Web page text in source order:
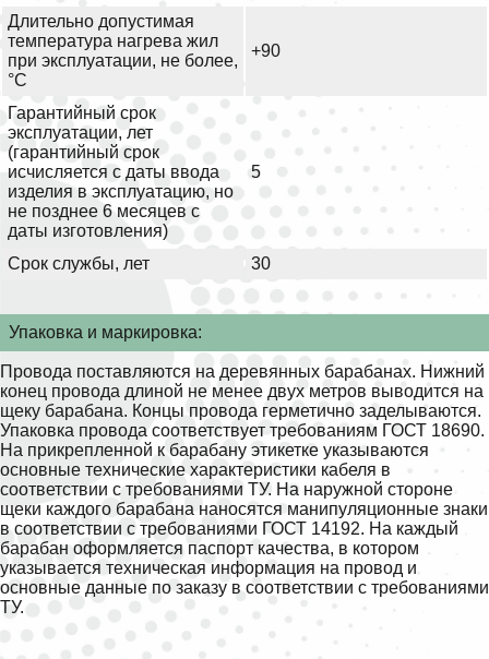
Длительно допустимая
температура нагрева жил
при эксплуатации, не более,
°С
+90
Гарантийный срок
эксплуатации, лет
(гарантийный срок
исчисляется с даты ввода
изделия в эксплуатацию, но
не позднее 6 месяцев с
даты изготовления)
5
Срок службы, лет 30
Упаковка и маркировка:
Провода поставляются на деревянных барабанах. Нижний
конец провода длиной не менее двух метров выводится на
щеку барабана. Концы провода герметично заделываются.
Упаковка провода соответствует требованиям ГОСТ 18690.
На прикрепленной к барабану этикетке указываются
основные технические характеристики кабеля в
соответствии с требованиями ТУ. На наружной стороне
щеки каждого барабана наносятся манипуляционные знаки
в соответствии с требованиями ГОСТ 14192. На каждый
барабан оформляется паспорт качества, в котором
указывается техническая информация на провод и
основные данные по заказу в соответствии с требованиями
ТУ.